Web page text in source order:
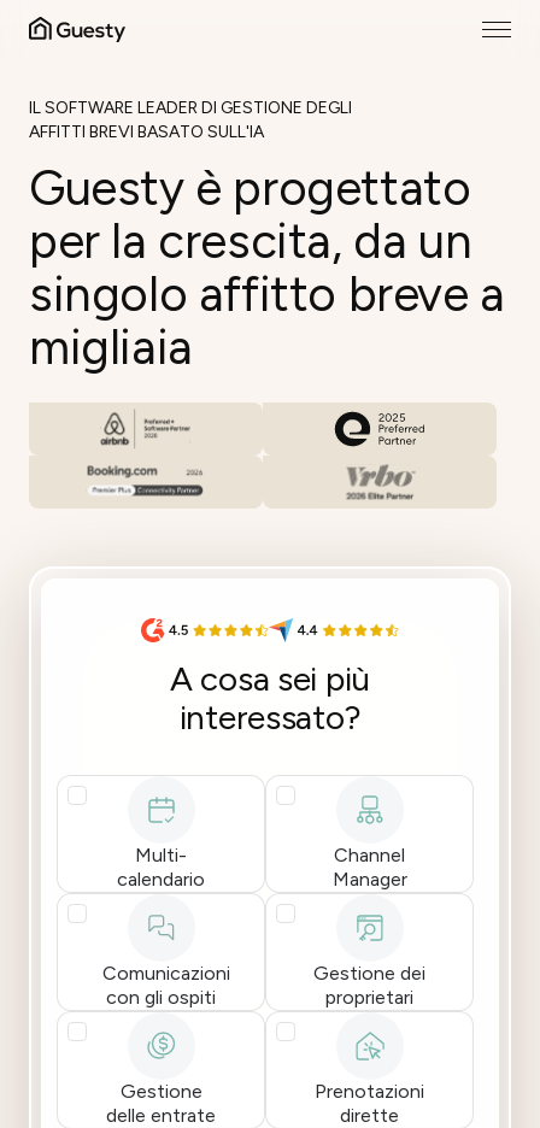
IL SOFTWARE LEADER DI GESTIONE DEGLI
AFFITTI BREVI BASATO SULL'IA
Guesty è progettato
per la crescita, da un
singolo affitto breve a
migliaia
A cosa sei più
interessato?
Multi-
calendario
Channel
Manager
Comunicazioni
con gli ospiti
Gestione dei
proprietari
Gestione
delle entrate
Prenotazioni
dirette